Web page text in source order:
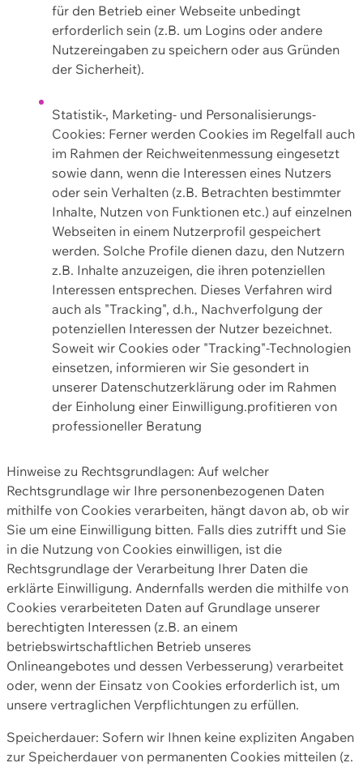
für den Betrieb einer Webseite unbedingt
erforderlich sein (z.B. um Logins oder andere
Nutzereingaben zu speichern oder aus Gründen
der Sicherheit).
Statistik-, Marketing- und Personalisierungs-
Cookies: Ferner werden Cookies im Regelfall auch
im Rahmen der Reichweitenmessung eingesetzt
sowie dann, wenn die Interessen eines Nutzers
oder sein Verhalten (z.B. Betrachten bestimmter
Inhalte, Nutzen von Funktionen etc.) auf einzelnen
Webseiten in einem Nutzerprofil gespeichert
werden. Solche Profile dienen dazu, den Nutzern
z.B. Inhalte anzuzeigen, die ihren potenziellen
Interessen entsprechen. Dieses Verfahren wird
auch als "Tracking", d.h., Nachverfolgung der
potenziellen Interessen der Nutzer bezeichnet.
Soweit wir Cookies oder "Tracking"-Technologien
einsetzen, informieren wir Sie gesondert in
unserer Datenschutzerklärung oder im Rahmen
der Einholung einer Einwilligung.profitieren von
professioneller Beratung
Hinweise zu Rechtsgrundlagen: Auf welcher
Rechtsgrundlage wir Ihre personenbezogenen Daten
mithilfe von Cookies verarbeiten, hängt davon ab, ob wir
Sie um eine Einwilligung bitten. Falls dies zutrifft und Sie
in die Nutzung von Cookies einwilligen, ist die
Rechtsgrundlage der Verarbeitung Ihrer Daten die
erklärte Einwilligung. Andernfalls werden die mithilfe von
Cookies verarbeiteten Daten auf Grundlage unserer
berechtigten Interessen (z.B. an einem
betriebswirtschaftlichen Betrieb unseres
Onlineangebotes und dessen Verbesserung) verarbeitet
oder, wenn der Einsatz von Cookies erforderlich ist, um
unsere vertraglichen Verpflichtungen zu erfüllen.
Speicherdauer: Sofern wir Ihnen keine expliziten Angaben
zur Speicherdauer von permanenten Cookies mitteilen (z.